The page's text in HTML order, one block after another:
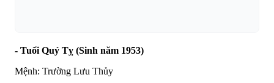
- Tuổi Quý Tỵ (Sinh năm 1953)
Mệnh: Trường Lưu Thủy